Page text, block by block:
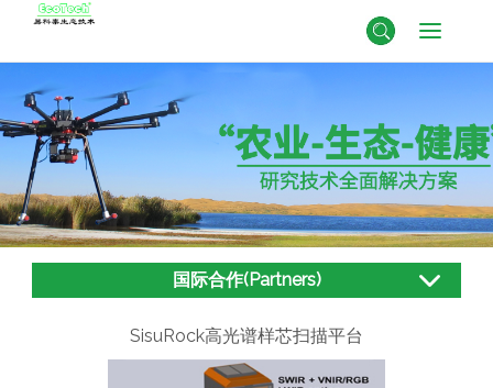
国际合作(Partners)
SisuRock高光谱样芯扫描平台